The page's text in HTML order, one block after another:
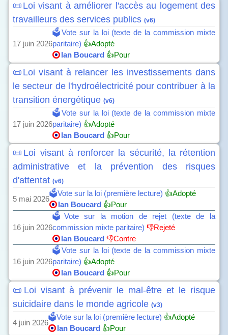
📜Loi visant à améliorer l'accès au logement des
travailleurs des services publics (v6)
17 juin 2026
🗳️Vote sur la loi (texte de la commission mixte
paritaire) 👍Adopté
Ian Boucard 👍Pour
📜Loi visant à relancer les investissements dans
le secteur de l'hydroélectricité pour contribuer à la
transition énergétique (v6)
17 juin 2026
🗳️Vote sur la loi (texte de la commission mixte
paritaire) 👍Adopté
Ian Boucard 👍Pour
📜Loi visant à renforcer la sécurité, la rétention
administrative et la prévention des risques
d'attentat (v6)
5 mai 2026
🗳️Vote sur la loi (première lecture) 👍Adopté
Ian Boucard 👍Pour
16 juin 2026
🗳️Vote sur la motion de rejet (texte de la
commission mixte paritaire) 👎Rejeté
Ian Boucard 👎Contre
16 juin 2026
🗳️Vote sur la loi (texte de la commission mixte
paritaire) 👍Adopté
Ian Boucard 👍Pour
📜Loi visant à prévenir le mal-être et le risque
suicidaire dans le monde agricole (v3)
4 juin 2026
🗳️Vote sur la loi (première lecture) 👍Adopté
Ian Boucard 👍Pour